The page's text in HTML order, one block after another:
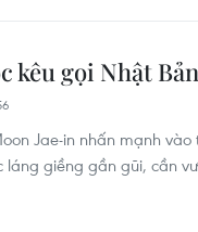
kêu gọi Nhật
Jae-in nhấn mạnh
láng giềng gần gũi, cần